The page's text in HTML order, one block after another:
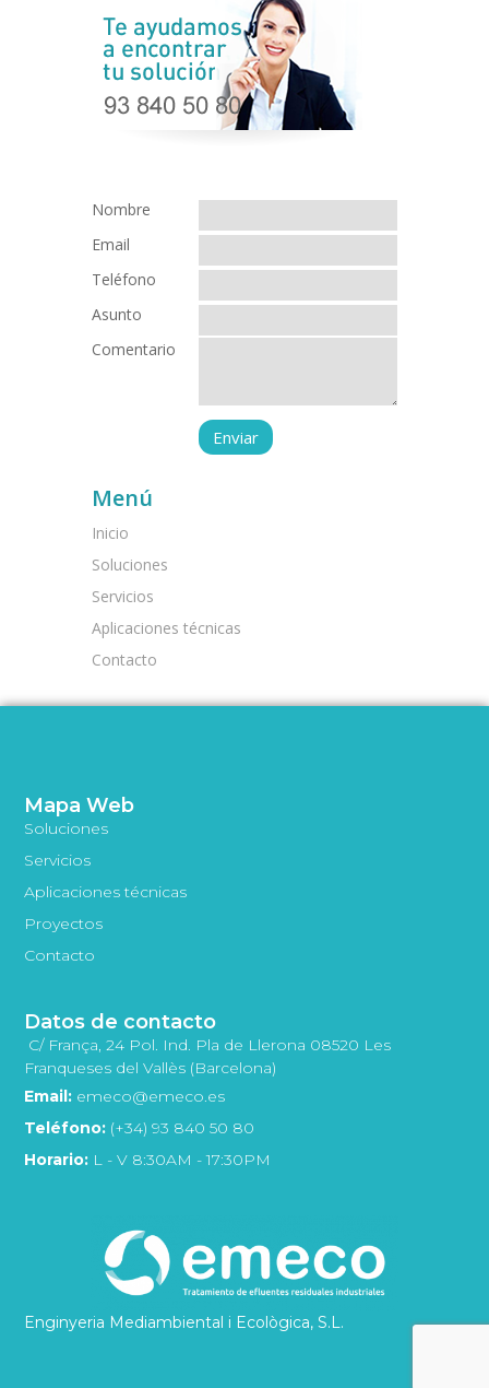
Nombre
Email
Teléfono
Asunto
Comentario
Menú
Inicio
Soluciones
Servicios
Aplicaciones técnicas
Contacto
Enginyeria Mediambiental i Ecològica, S.L.
Mapa Web
Soluciones
Servicios
Aplicaciones técnicas
Proyectos
Contacto
Datos de contacto
C/ França, 24 Pol. Ind. Pla de Llerona 08520 Les
Franqueses del Vallès (Barcelona)
Email: emeco@emeco.es
Teléfono: (+34) 93 840 50 80
Horario: L - V 8:30AM - 17:30PM